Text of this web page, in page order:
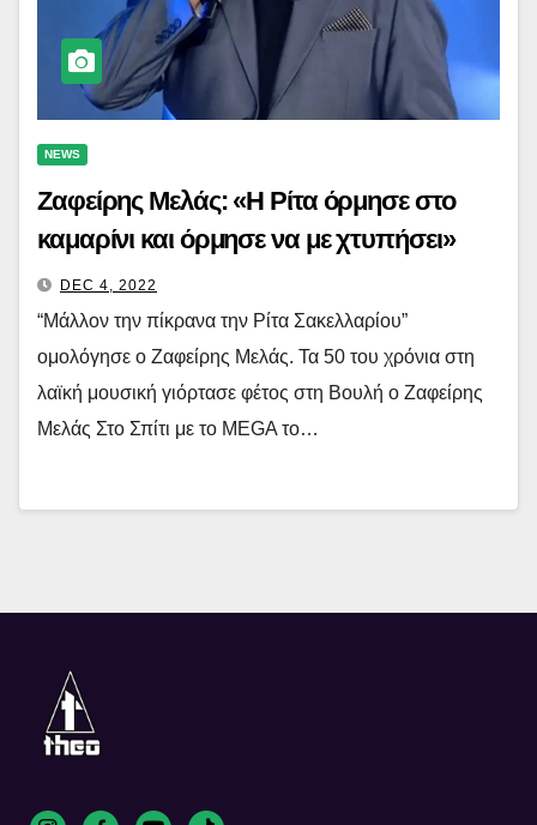
NEWS
Ζαφείρης Μελάς: «Η Ρίτα όρμησε στο
καμαρίνι και όρμησε να με χτυπήσει»
DEC 4, 2022
“Μάλλον την πίκρανα την Ρίτα Σακελλαρίου”
ομολόγησε ο Ζαφείρης Μελάς. Τα 50 του χρόνια στη
λαϊκή μουσική γιόρτασε φέτος στη Βουλή ο Ζαφείρης
Μελάς Στο Σπίτι με το MEGA το…